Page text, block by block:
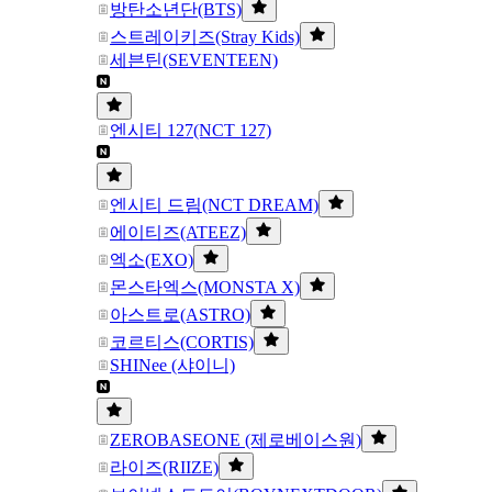
방탄소년단(BTS)
스트레이키즈(Stray Kids)
세븐틴(SEVENTEEN)
엔시티 127(NCT 127)
엔시티 드림(NCT DREAM)
에이티즈(ATEEZ)
엑소(EXO)
몬스타엑스(MONSTA X)
아스트로(ASTRO)
코르티스(CORTIS)
SHINee (샤이니)
ZEROBASEONE (제로베이스원)
라이즈(RIIZE)